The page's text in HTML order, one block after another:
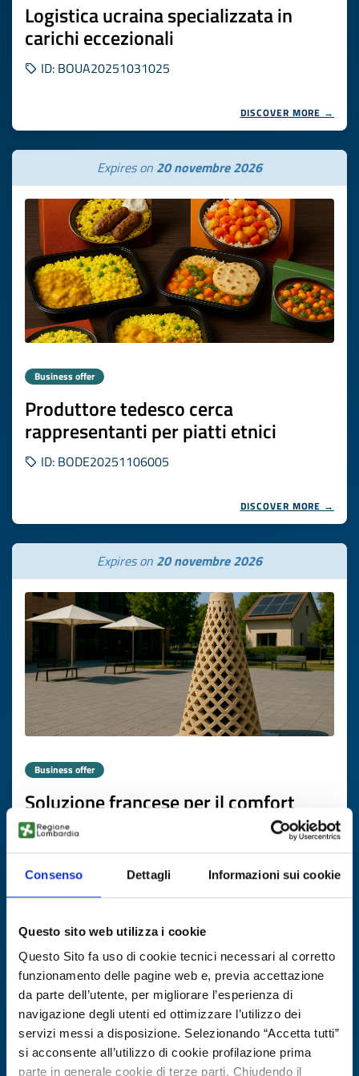
Consenso Dettagli Informazioni sui cookie
Questo sito web utilizza i cookie
Questo Sito fa uso di cookie tecnici necessari al corretto
funzionamento delle pagine web e, previa accettazione
da parte dell’utente, per migliorare l’esperienza di
navigazione degli utenti ed ottimizzare l’utilizzo dei
servizi messi a disposizione. Selezionando “Accetta tutti”
si acconsente all’utilizzo di cookie profilazione prima
parte in generale cookie di terze parti. Chiudendo il
Logistica ucraina specializzata in
carichi eccezionali
ID: BOUA20251031025
DISCOVER MORE →
Expires on 20 novembre 2026
Business offer
Produttore tedesco cerca
rappresentanti per piatti etnici
ID: BODE20251106005
DISCOVER MORE →
Expires on 20 novembre 2026
Business offer
Soluzione francese per il comfort
termico sostenibile
ID: BOFR20251104012
DISCOVER MORE →
Expires on20 novembre 2026